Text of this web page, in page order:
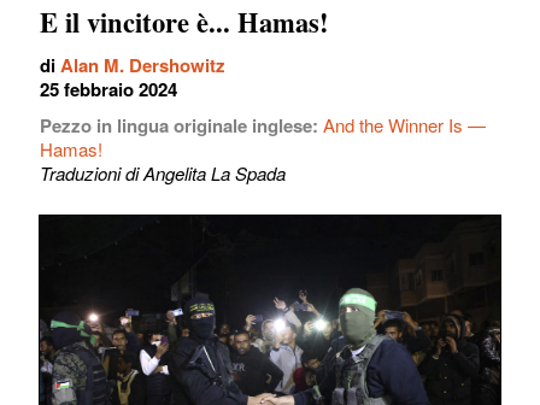
E il vincitore è... Hamas!
diAlan M. Dershowitz
25 febbraio 2024
Pezzo in lingua originale inglese: And the Winner Is —
Hamas!
Traduzioni di Angelita La Spada